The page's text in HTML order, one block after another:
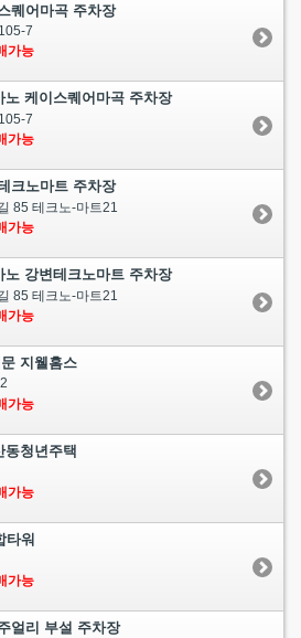
퀘어마곡 주차장
7
가능
케이스퀘어마곡 주차장
7
가능
크노마트 주차장
85 테크노-마트21
가능
강변테크노마트 주차장
85 테크노-마트21
가능
지웰홈스
가능
청년주택
가능
워
가능
얼리 부설 주차장